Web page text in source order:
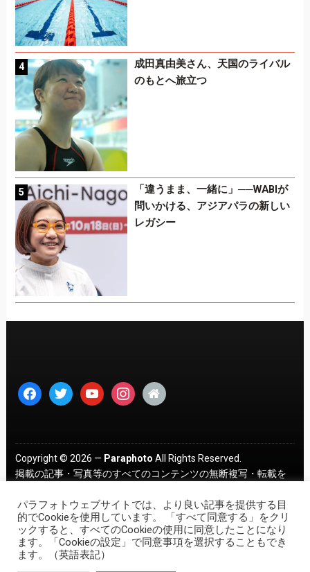
成田真由美さん、天国のライバル
のもとへ旅立つ
「違うまま、一緒に」──WABIが
問いかける、アジアパラの新しい
レガシー
facebooktwitter youtubeinstagram
home
Copyright © 2026 — Paraphoto All Rights Reserved.
掲載の記事・写真等のすべてのコンテンツの無断複写・転載を
パラフォトウェブサイトでは、より良い記事を提供する目
的でCookieを使用しています。 「すべて同意する」をクリ
ックすると、すべてのCookieの使用に同意したことになり
ます。「Cookieの設定」で同意事項を選択することもでき
ます。（英語表記）